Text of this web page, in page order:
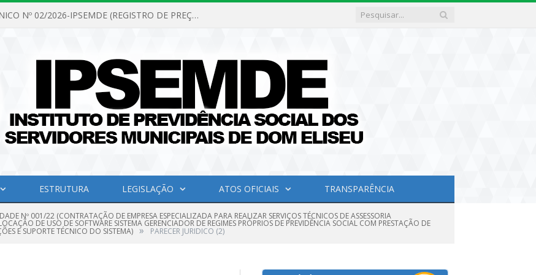
PREGÃO ELETRÔNICO Nº 02/2026-IPSEMDE (REGISTRO DE PREÇOS PARA FUTURA E EVENTUAL AQUISIÇÃO DE MATERIAL DE LIMPEZA E GÊNEROS ALIMENTÍCIOS PARA ATENDER AS NECESSIDADES DO INSTITUTO DE PREVIDÊNCIA SOCIAL DOS SERVIDORES MUNICIPAIS DE DOM ELISEU.)
ESTRUTURA LEGISLAÇÃO ATOS OFICIAIS TRANSPARÊNCIA
Nº 001/22 (CONTRATAÇÃO DE EMPRESA ESPECIALIZADA PARA REALIZAR SERVIÇOS TÉCNICOS DE ASSESSORIA
DE USO DE SOFTWARE SISTEMA GERENCIADOR DE REGIMES PRÓPRIOS DE PREVIDÊNCIA SOCIAL COM PRESTAÇÃO DE
E SUPORTE TÉCNICO DO SISTEMA) » PARECER JURIDICO (2)